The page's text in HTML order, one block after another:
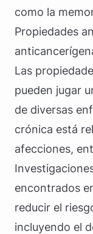
como la
Propiedades
Las
pueden jugar
de diversas
crónica está
afecciones,
encontrados
reducir el
incluyendo el